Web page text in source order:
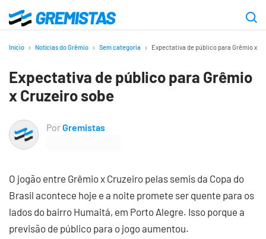
para
principal
Gremistas
Início Notícias do Grêmio Sem categoria Expectativa de público para Grêmio x
Expectativa de público para Grêmio
x Cruzeiro sobe
PorGremistas
O jogão entre Grêmio x Cruzeiro pelas semis da Copa do
Brasil acontece hoje e a noite promete ser quente para os
lados do bairro Humaitá, em Porto Alegre. Isso porque a
previsão de público para o jogo aumentou.